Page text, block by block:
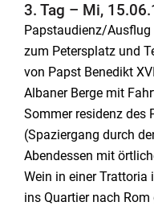
3. Tag – Mi,
Papstaudienz/Ausflug
zum Petersplatz und
von Papst Benedikt
Albaner Berge mit
Sommer residenz des
(Spaziergang durch
Abendessen mit
Wein in einer Trattoria
ins Quartier nach Rom